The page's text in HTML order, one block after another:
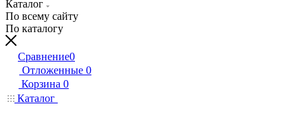
Каталог
По всему сайту
По каталогу
Сравнение0
Отложенные 0
Корзина 0
Каталог